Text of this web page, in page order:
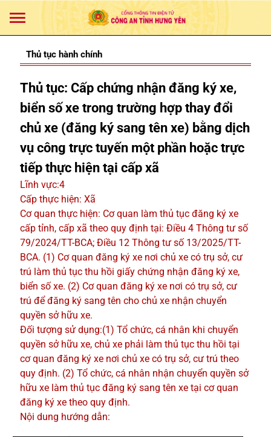
Thủ tục hành chính
Thủ tục: Cấp chứng nhận đăng ký xe,
biển số xe trong trường hợp thay đổi
chủ xe (đăng ký sang tên xe) bằng dịch
vụ công trực tuyến một phần hoặc trực
tiếp thực hiện tại cấp xã
Lĩnh vực:4
Cấp thực hiện: Xã
Cơ quan thực hiện: Cơ quan làm thủ tục đăng ký xe
cấp tỉnh, cấp xã theo quy định tại: Điều 4 Thông tư số
79/2024/TT-BCA; Điều 12 Thông tư số 13/2025/TT-
BCA. (1) Cơ quan đăng ký xe nơi chủ xe có trụ sở, cư
trú làm thủ tục thu hồi giấy chứng nhận đăng ký xe,
biển số xe. (2) Cơ quan đăng ký xe nơi có trụ sở, cư
trú để đăng ký sang tên cho chủ xe nhận chuyển
quyền sở hữu xe.
Đối tượng sử dụng:(1) Tổ chức, cá nhân khi chuyển
quyền sở hữu xe, chủ xe phải làm thủ tục thu hồi tại
cơ quan đăng ký xe nơi chủ xe có trụ sở, cư trú theo
quy định. (2) Tổ chức, cá nhân nhận chuyển quyền sở
hữu xe làm thủ tục đăng ký sang tên xe tại cơ quan
đăng ký xe theo quy định.
Nội dung hướng dẫn: